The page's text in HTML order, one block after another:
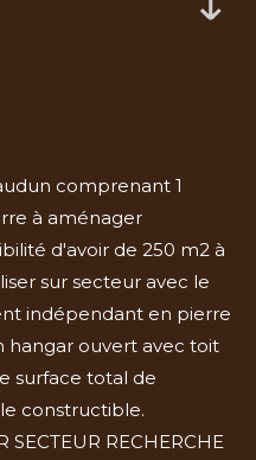
comprenant 1
à aménager
d'avoir de 250 m2 à
sur secteur avec le
indépendant en pierre
hangar ouvert avec toit
surface total de
constructible.
SECTEUR RECHERCHE